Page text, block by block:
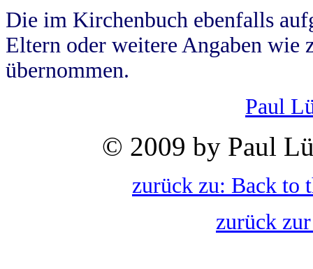
Die im Kirchenbuch ebenfalls
Eltern oder weitere Angaben wie
übernommen.
Paul
© 2009 by Paul
zurück zu: Back to
zurück